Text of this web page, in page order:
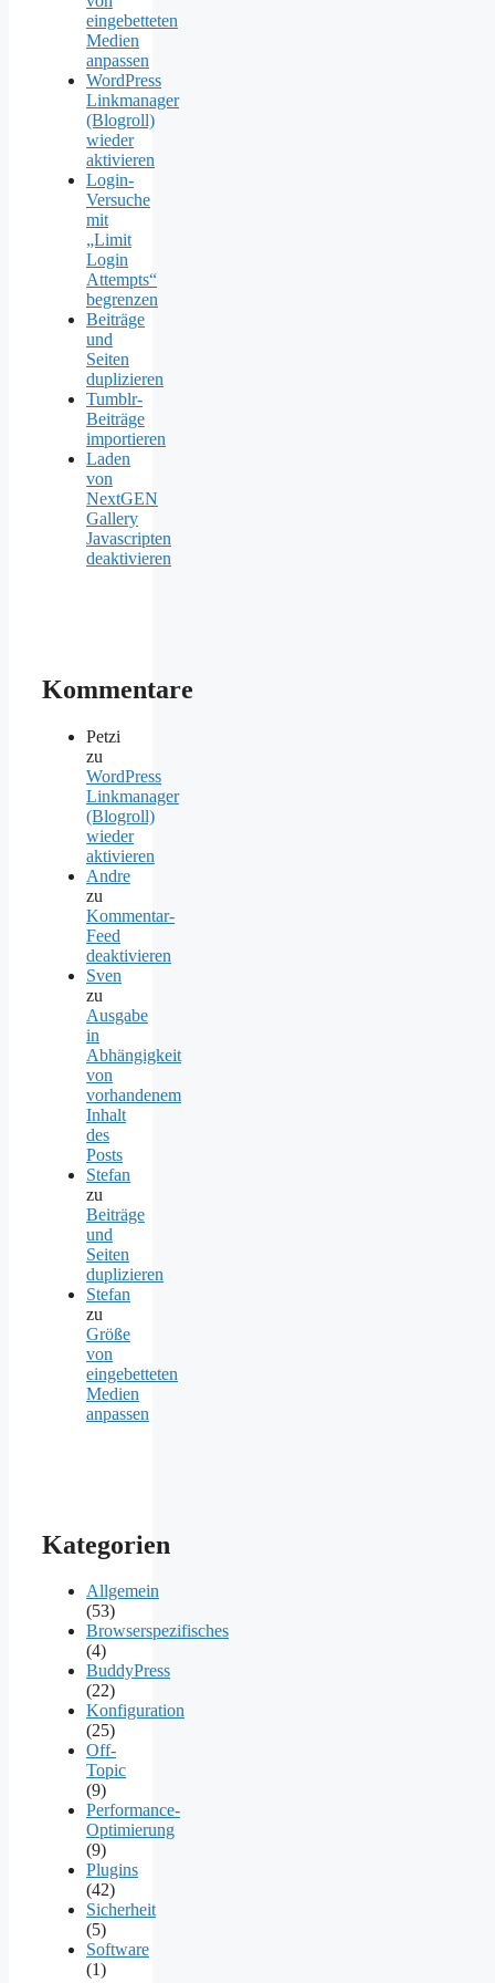
eingebetteten
Medien
anpassen
WordPress
Linkmanager
(Blogroll)
wieder
aktivieren
Login-
Versuche
mit
„Limit
Login
Attempts“
begrenzen
Beiträge
und
Seiten
duplizieren
Tumblr-
Beiträge
importieren
Laden
von
NextGEN
Gallery
Javascripten
deaktivieren
Kommentare
Petzi
zu
WordPress
Linkmanager
(Blogroll)
wieder
aktivieren
Andre
zu
Kommentar-
Feed
deaktivieren
Sven
zu
Ausgabe
in
Abhängigkeit
von
vorhandenem
Inhalt
des
Posts
Stefan
zu
Beiträge
und
Seiten
duplizieren
Stefan
zu
Größe
von
eingebetteten
Medien
anpassen
Kategorien
Allgemein
(53)
Browserspezifisches
(4)
BuddyPress
(22)
Konfiguration
(25)
Off-
Topic
(9)
Performance-
Optimierung
(9)
Plugins
(42)
Sicherheit
(5)
Software
(1)